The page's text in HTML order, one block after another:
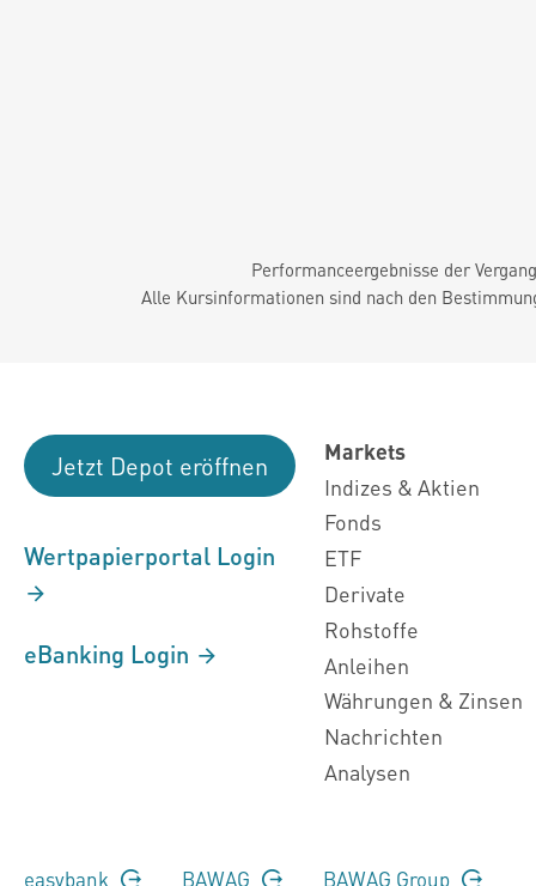
Performanceergebnisse der
Alle Kursinformationen sind nach den
Jetzt Depot eröffnen
Wertpapierportal Login
eBanking Login
Markets
Indizes & Aktien
Fonds
ETF
Derivate
Rohstoffe
Anleihen
Währungen & Zinsen
Nachrichten
Analysen
easybank BAWAG BAWAG Group